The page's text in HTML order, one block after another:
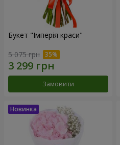
Букет "Імперія краси"
5 075 грн
Замовити